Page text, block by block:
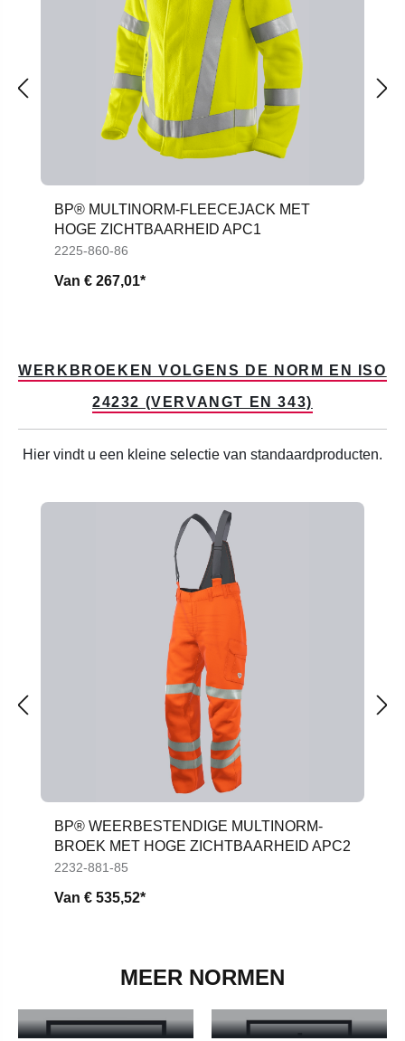
BP® MULTINORM-FLEECEJACK MET
HOGE ZICHTBAARHEID APC1
2225-860-86
Van € 267,01*
WERKBROEKEN VOLGENS DE NORM EN ISO
24232 (VERVANGT EN 343)
Hier vindt u een kleine selectie van standaardproducten.
Productgalerij overslaan
BP® WEERBESTENDIGE MULTINORM-
BROEK MET HOGE ZICHTBAARHEID APC2
2232-881-85
Van € 535,52*
MEER NORMEN
EN ISO 20471 - Meer informatieEN 14058 - Meer informatie